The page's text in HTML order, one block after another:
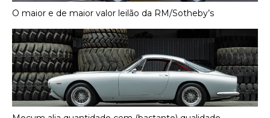
O maior e de maior valor leilão da RM/Sotheby’s